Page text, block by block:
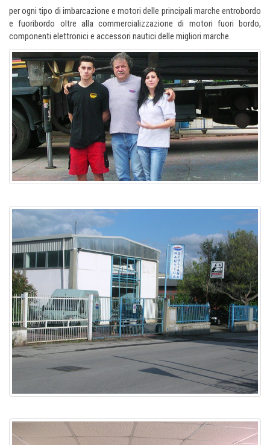
per ogni tipo di imbarcazione e motori delle principali marche entrobordo
e fuoribordo oltre alla commercializzazione di motori fuori bordo,
componenti elettronici e accessori nautici delle migliori marche.